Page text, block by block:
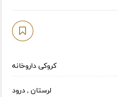
کروکی داروخانه
لرستان,درود